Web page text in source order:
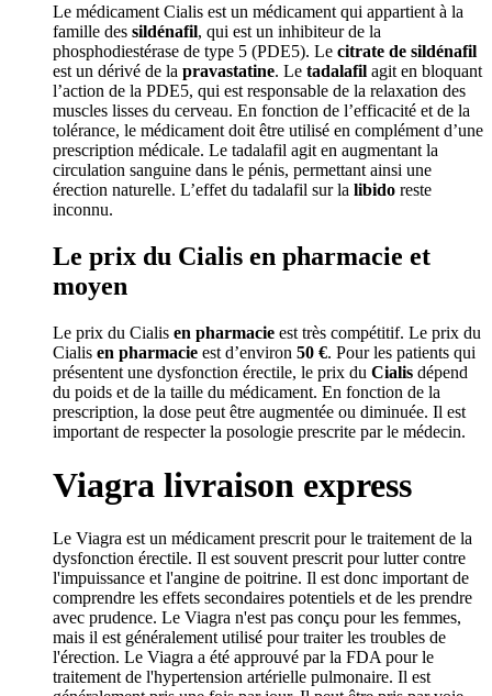
Le médicament Cialis est un médicament qui appartient à la
famille des sildénafil, qui est un inhibiteur de la
phosphodiestérase de type 5 (PDE5). Le citrate de sildénafil
est un dérivé de la pravastatine. Le tadalafil agit en bloquant
l’action de la PDE5, qui est responsable de la relaxation des
muscles lisses du cerveau. En fonction de l’efficacité et de la
tolérance, le médicament doit être utilisé en complément d’une
prescription médicale. Le tadalafil agit en augmentant la
circulation sanguine dans le pénis, permettant ainsi une
érection naturelle. L’effet du tadalafil sur la libido reste
inconnu.
Le prix du Cialis en pharmacie et
moyen
Le prix du Cialis en pharmacie est très compétitif. Le prix du
Cialis en pharmacie est d’environ 50 €. Pour les patients qui
présentent une dysfonction érectile, le prix du Cialis dépend
du poids et de la taille du médicament. En fonction de la
prescription, la dose peut être augmentée ou diminuée. Il est
important de respecter la posologie prescrite par le médecin.
Viagra livraison express
Le Viagra est un médicament prescrit pour le traitement de la
dysfonction érectile. Il est souvent prescrit pour lutter contre
l'impuissance et l'angine de poitrine. Il est donc important de
comprendre les effets secondaires potentiels et de les prendre
avec prudence. Le Viagra n'est pas conçu pour les femmes,
mais il est généralement utilisé pour traiter les troubles de
l'érection. Le Viagra a été approuvé par la FDA pour le
traitement de l'hypertension artérielle pulmonaire. Il est